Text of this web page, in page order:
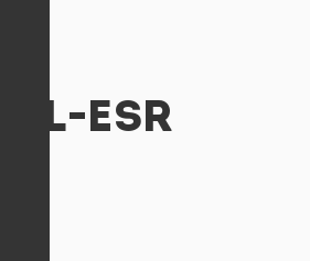
ESR